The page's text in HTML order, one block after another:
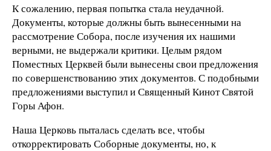
К сожалению, первая попытка стала неудачной.
Документы, которые должны быть вынесенными на
рассмотрение Собора, после изучения их нашими
верными, не выдержали критики. Целым рядом
Поместных Церквей были вынесены свои предложения
по совершенствованию этих документов. С подобными
предложениями выступил и Священный Кинот Святой
Горы Афон.
Наша Церковь пыталась сделать все, чтобы
откорректировать Соборные документы, но, к